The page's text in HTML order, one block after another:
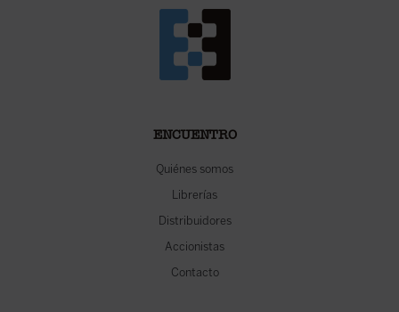
ENCUENTRO
Quiénes somos
Librerías
Distribuidores
Accionistas
Contacto